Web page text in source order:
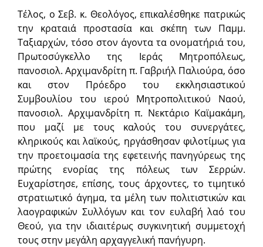
Τέλος, ο Σεβ. κ. Θεολόγος, επικαλέσθηκε πατρικώς
την κραταιά προστασία και σκέπη των Παμμ.
Ταξιαρχών, τόσο στον άγοντα τα ονο­ματήριά του,
Πρωτοσύγκελλο της Ιεράς Μητροπόλεως,
πανοσιολ. Αρχι­μανδρίτη π. Γαβριήλ Παλιούρα, όσο
και στον Πρόεδρο του εκκλησιαστικού
Συμβουλίου του ιερού Μητροπολιτικού Ναού,
πανοσιολ. Αρχιμανδρίτη π. Νεκτάριο Καϊμακάμη,
που μαζί με τους καλούς του συνεργάτες,
κληρικούς και λαϊκούς, ηργά­σθησαν φιλοτίμως για
την προετοιμασία της εφετεινής πανηγύρεως της
πρώτης ενορίας της πόλεως των Σερρών.
Ευχαρίστησε, επίσης, τους άρχο­ντες, το τιμητικό
στρατιωτικό άγημα, τα μέλη των πολιτιστικών και
λαογραφικών Συλλόγων και τον ευλαβή λαό του
Θεού, για την ιδιαιτέρως συγκινητική συμμετοχή
τους στην μεγάλη αρχαγγελική πανήγυρη.